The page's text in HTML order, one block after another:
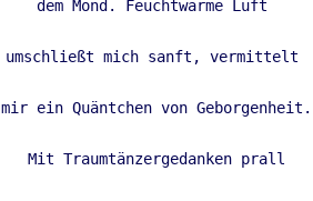
dem Mond. Feuchtwarme Luft
umschließt mich sanft, vermittelt
mir ein Quäntchen von Geborgenheit.
Mit Traumtänzergedanken prall